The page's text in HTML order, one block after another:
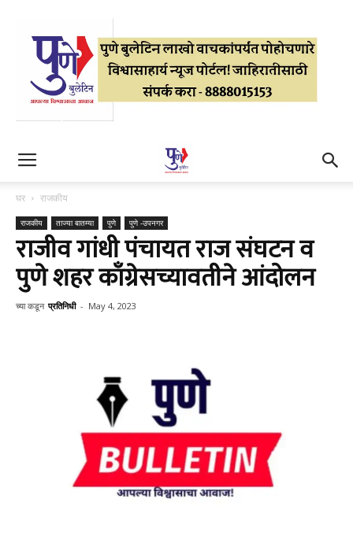
घर राजकीय
राजकीय ताज्या बातम्या पुणे पुणे -उपनगर
राजीव गांधी पंचायत राज संघटन व
पुणे शहर काँग्रेसच्यावतीने आंदोलन
च्या कडून प्रतिनिधी - May 4, 2023